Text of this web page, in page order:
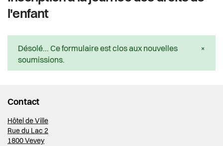
Vie politique
Pilier public
Règlements
l'enfant
Message d'état
Désolé... Ce formulaire est clos aux nouvelles
soumissions.
×
Contact
Hôtel de Ville
Rue du Lac 2
1800 Vevey